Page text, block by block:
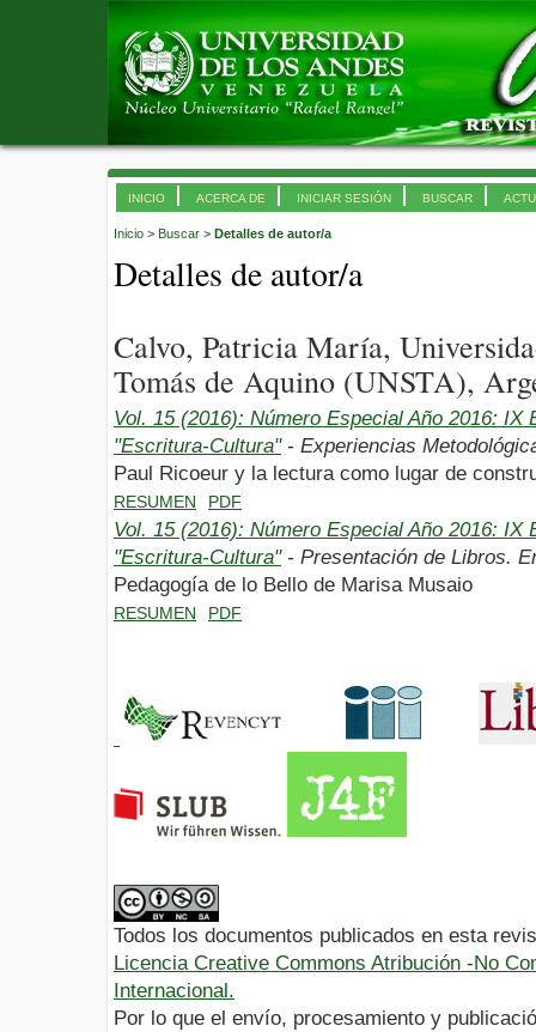
INICIO ACERCA DE INICIAR SESIÓN BUSCAR
Inicio > Buscar > Detalles de autor/a
Detalles de autor/a
Calvo, Patricia María,
Tomás de Aquino (UNSTA),
Vol. 15 (2016): Número Especial Año 2016: IX
"Escritura-Cultura"- Experiencias
Paul Ricoeur y la lectura como lugar de
RESUMEN PDF
Vol. 15 (2016): Número Especial Año 2016: IX
"Escritura-Cultura"- Presentación de Libros.
Pedagogía de lo Bello de Marisa Musaio
RESUMEN PDF
Todos los documentos publicados en esta
Licencia Creative Commons Atribución -No
Internacional.
Por lo que el envío, procesamiento y